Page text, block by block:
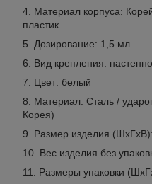
Материал корпуса:
пластик
Дозирование: 1,5 мл
Вид крепления:
Цвет: белый
Материал: Сталь /
Корея)
Размер изделия
Вес изделия без
Размеры упаковки